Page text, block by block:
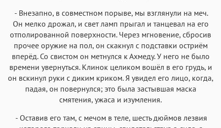
- Внезапно, в совместном порыве, мы взглянули на меч.
Он мелко дрожал, и свет ламп прыгал и танцевал на его
отполированной поверхности. Через мгновение, сбросив
прочее оружие на пол, он скакнул с подставки остриём
вперёд. Со свистом он метнулся к Ахмеду. У него не было
времени увернуться. Клинок целиком вошёл в его грудь, и
он вскинул руки с диким криком. Я увидел его лицо, когда,
падая, он повернулся; это была застывшая маска
смятения, ужаса и изумления.
- Оставив его там, с мечом в теле, шесть дюймов лезвия